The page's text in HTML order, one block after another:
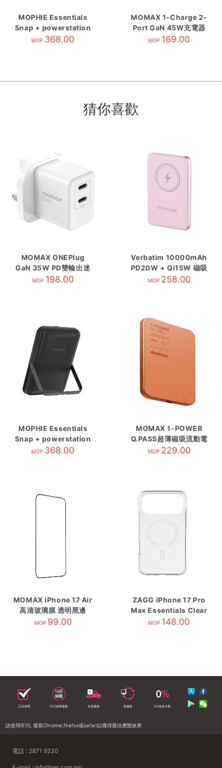
MOPHIE Essentials
Snap + powerstation
10000mAh 磁吸電源連
MOP 368.00
MOMAX 1-Charge 2-
Port GaN 45W充電器
白
MOP 169.00
猜你喜歡
MOMAX ONEPlug
GaN 35W PD雙輸出迷
你充電器 白
MOP 198.00
Verbatim 10000mAh
PD20W + Qi15W 磁吸
無線充電器 粉
MOP 258.00
MOPHIE Essentials
Snap + powerstation
10000mAh 磁吸電源連
MOP 368.00
MOMAX 1-POWER
Q.PASS超薄磁吸流動電
源 3000mAh 橙
MOP 229.00
MOMAX iPhone 17 Air
高清玻璃膜 透明黑邊
MOP 99.00
ZAGG iPhone 17 Pro
Max Essentials Clear
Snap 磁吸保護殼 透明
MOP 148.00
正品保障 10天保障服務 送貨服務 落樓易 0%免息分期
請使用IE10, 最新Chrome,firefox或safari以獲得最佳瀏覽效果
電話 : 2871 9230